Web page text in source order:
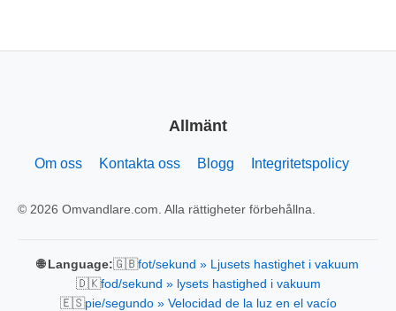
Allmänt
Om oss Kontakta oss Blogg Integritetspolicy
© 2026 Omvandlare.com. Alla rättigheter förbehållna.
🌐 Language:🇬🇧fot/sekund » Ljusets hastighet i vakuum
🇩🇰fod/sekund » lysets hastighed i vakuum
🇪🇸pie/segundo » Velocidad de la luz en el vacío